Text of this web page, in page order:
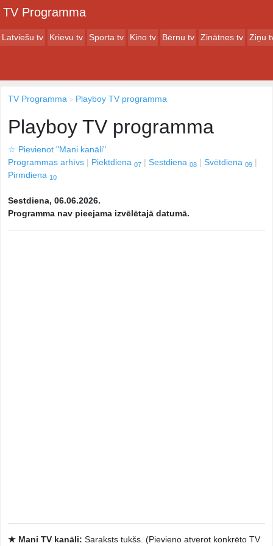
TV Programma
Latviešu tv Krievu tv Sporta tv Kino tv Bērnu tv Zinātnes tv Ziņu
TV Programma Playboy TV programma
Playboy TV programma
☆ Pievienot "Mani kanāli"
Programmas arhīvs
Piektdiena 07 Sestdiena 08 Svētdiena 09
Pirmdiena 10
Sestdiena, 06.06.2026.
Programma nav pieejama izvēlētajā datumā.
★ Mani TV kanāli: Saraksts tukšs. (Pievieno atverot konkrēto TV